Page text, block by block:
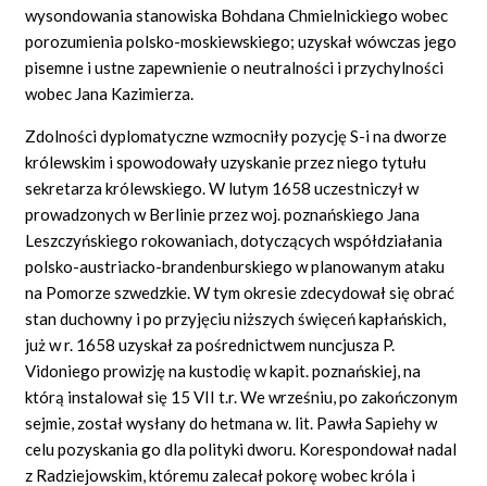
wysondowania stanowiska Bohdana Chmielnickiego wobec
porozumienia polsko-moskiewskiego; uzyskał wówczas jego
pisemne i ustne zapewnienie o neutralności i przychylności
wobec Jana Kazimierza.
Zdolności dyplomatyczne wzmocniły pozycję S-i na dworze
królewskim i spowodowały uzyskanie przez niego tytułu
sekretarza królewskiego. W lutym 1658 uczestniczył w
prowadzonych w Berlinie przez woj. poznańskiego Jana
Leszczyńskiego rokowaniach, dotyczących współdziałania
polsko-austriacko-brandenburskiego w planowanym ataku
na Pomorze szwedzkie. W tym okresie zdecydował się obrać
stan duchowny i po przyjęciu niższych święceń kapłańskich,
już w r. 1658 uzyskał za pośrednictwem nuncjusza P.
Vidoniego prowizję na kustodię w kapit. poznańskiej, na
którą instalował się 15 VII t.r. We wrześniu, po zakończonym
sejmie, został wysłany do hetmana w. lit. Pawła Sapiehy w
celu pozyskania go dla polityki dworu. Korespondował nadal
z Radziejowskim, któremu zalecał pokorę wobec króla i